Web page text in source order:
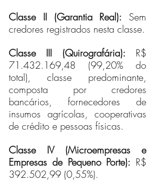
Classe II (Garantia Real): Sem
credores registrados nesta classe.
Classe III (Quirografária): R$
71.432.169,48 (99,20% do
total), classe predominante,
composta por credores
bancários, fornecedores de
insumos agrícolas, cooperativas
de crédito e pessoas físicas.
Classe IV (Microempresas e
Empresas de Pequeno Porte): R$
392.502,99 (0,55%).